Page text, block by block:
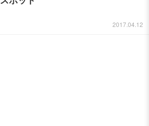
2017.04.12